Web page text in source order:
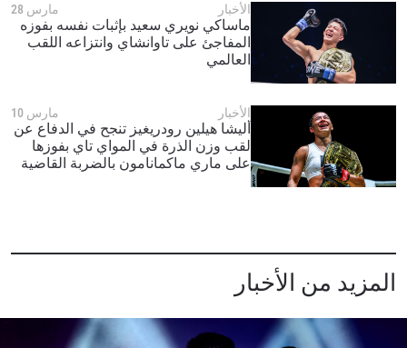
الأخبار مارس 28
ماساكي نويري سعيد بإثبات نفسه بفوزه
المفاجئ على تاوانشاي وانتزاعه اللقب
العالمي
الأخبار مارس 10
أليشا هيلين رودريغيز تنجح في الدفاع عن
لقب وزن الذرة في المواي تاي بفوزها
على ماري ماكمانامون بالضربة القاضية
المزيد من الأخبار